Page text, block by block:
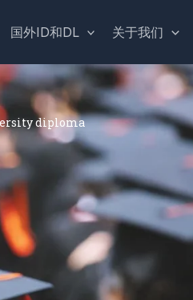
国外ID和DL 关于我们
diploma